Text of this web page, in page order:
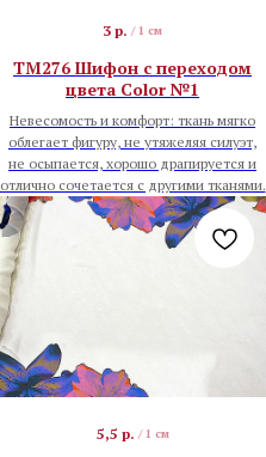
3 р. / 1 см
TM276 Шифон с переходом
цвета Color №1
Невесомость и комфорт: ткань мягко
облегает фигуру, не утяжеляя силуэт,
не осыпается, хорошо драпируется и
отлично сочетается с другими тканями.
5,5 р. / 1 см